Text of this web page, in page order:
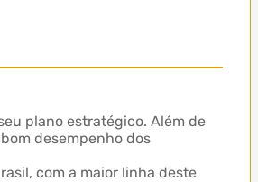
plano estratégico. Além de
desempenho dos
com a maior linha deste